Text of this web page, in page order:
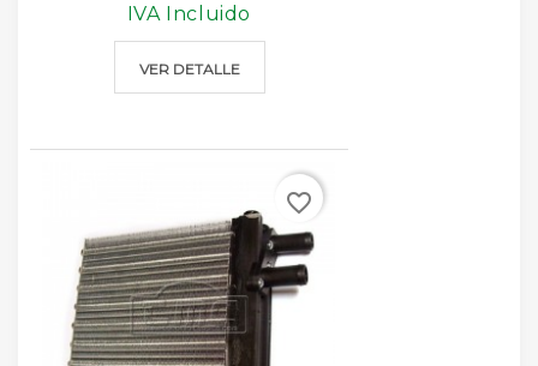
IVA Incluido
VER DETALLE
favorite_border